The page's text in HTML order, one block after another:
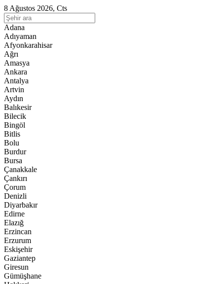
8 Ağustos 2026, Cts
Adana
Adıyaman
Afyonkarahisar
Ağrı
Amasya
Ankara
Antalya
Artvin
Aydın
Balıkesir
Bilecik
Bingöl
Bitlis
Bolu
Burdur
Bursa
Çanakkale
Çankırı
Çorum
Denizli
Diyarbakır
Edirne
Elazığ
Erzincan
Erzurum
Eskişehir
Gaziantep
Giresun
Gümüşhane